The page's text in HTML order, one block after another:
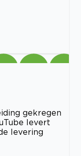
gekregen
levert
levering